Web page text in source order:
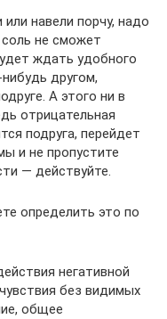
навели порчу, надо
соль не сможет
ждать удобного
другом,
А этого ни в
отрицательная
подруга, перейдет
и не пропустите
— действуйте.
определить это по
негативной
без видимых
общее